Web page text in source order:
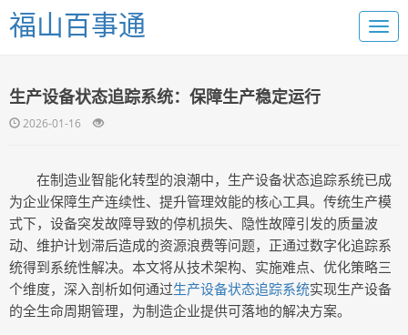
福山百事通
生产设备状态追踪系统：保障生产稳定运行
2026-01-16
在制造业智能化转型的浪潮中，生产设备状态追踪系统已成
为企业保障生产连续性、提升管理效能的核心工具。传统生产模
式下，设备突发故障导致的停机损失、隐性故障引发的质量波
动、维护计划滞后造成的资源浪费等问题，正通过数字化追踪系
统得到系统性解决。本文将从技术架构、实施难点、优化策略三
个维度，深入剖析如何通过生产设备状态追踪系统实现生产设备
的全生命周期管理，为制造企业提供可落地的解决方案。